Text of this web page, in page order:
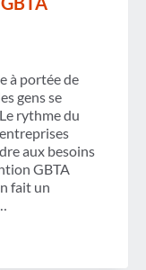
à portée de
gens se
rythme du
aux besoins
GBTA
fait un